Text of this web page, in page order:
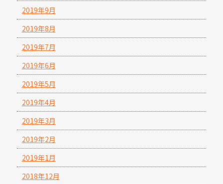
2019年9月
2019年8月
2019年7月
2019年6月
2019年5月
2019年4月
2019年3月
2019年2月
2019年1月
2018年12月